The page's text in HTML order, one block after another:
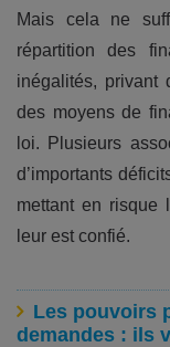
Mais cela ne
répartition des
inégalités, privant
des moyens de
loi. Plusieurs
d’importants
mettant en risque
leur est confié.
Les pouvoirs
demandes : ils